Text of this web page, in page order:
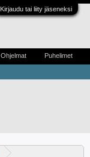
Kirjaudu tai liity jäseneksi
Ohjelmat Puhelimet